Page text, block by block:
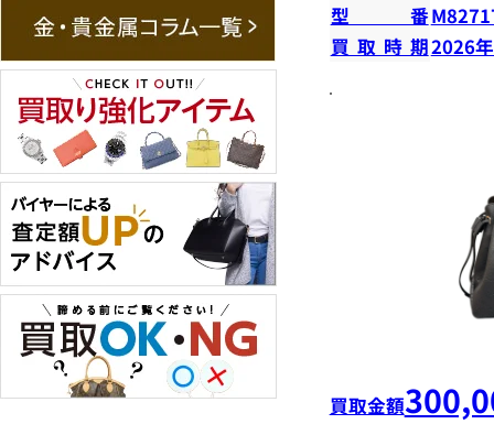
型番
買取時期2026
買取金額